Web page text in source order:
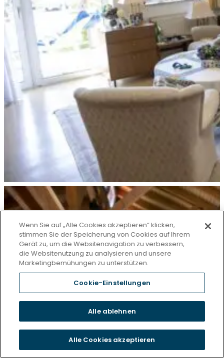
Wenn Sie auf „Alle Cookies akzeptieren“ klicken,
stimmen Sie der Speicherung von Cookies auf Ihrem
Gerät zu, um die Websitenavigation zu verbessern,
die Websitenutzung zu analysieren und unsere
Marketingbemühungen zu unterstützen.
Cookie-Einstellungen
Alle ablehnen
Alle Cookies akzeptieren